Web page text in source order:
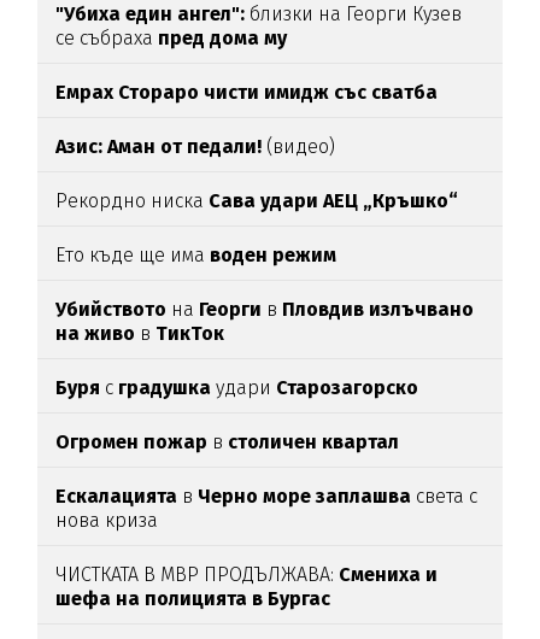
"Убиха един ангел": близки на Георги Кузев
се събраха пред дома му
Емрах Стораро чисти имидж със сватба
Азис: Аман от педали! (видео)
Рекордно ниска Сава удари АЕЦ „Кръшко“
Ето къде ще има воден режим
Убийството на Георги в Пловдив излъчвано
на живо в ТикТок
Буря с градушкаудари Старозагорско
Огромен пожар в столичен квартал
Ескалацията в Черно море заплашва света с
нова криза
ЧИСТКАТА В МВР ПРОДЪЛЖАВА: Смениха и
шефа на полицията в Бургас